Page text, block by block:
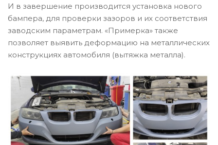
И в завершение производится установка нового
бампера, для проверки зазоров и их соответствия
заводским параметрам. «Примерка» также
позволяет выявить деформацию на металлических
конструкциях автомобиля (вытяжка металла).